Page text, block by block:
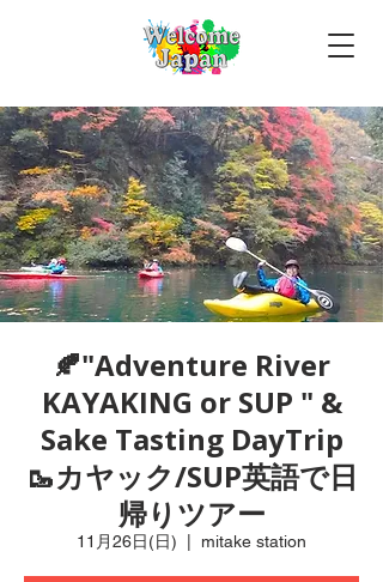
🍂"Adventure River
KAYAKING or SUP " &
Sake Tasting DayTrip
🥾カヤック/SUP英語で日
帰りツアー
11月26日(日) mitake station